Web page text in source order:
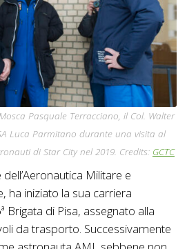
Pasquale Terracciano, il Col. Walter
Luca Parmitano durante una visita al
di Star City nel 2019. Credits: GCTC
Militare e
ha iniziato la sua carriera
Brigata di Pisa, assegnato alla
da trasporto. Successivamente